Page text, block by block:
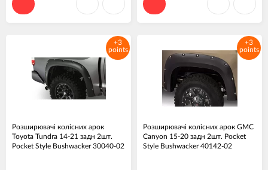
+3
points
Розширювачі колісних арок
Toyota Tundra 14-21 задн 2шт.
Pocket Style Bushwacker 30040-02
+3
points
Розширювачі колісних арок GMC
Canyon 15-20 задн 2шт. Pocket
Style Bushwacker 40142-02